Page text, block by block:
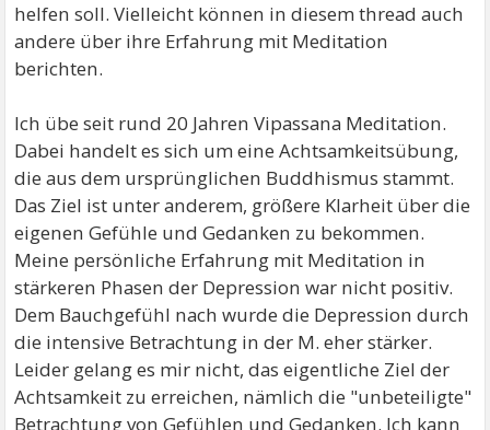
helfen soll. Vielleicht können in diesem thread auch
andere über ihre Erfahrung mit Meditation
berichten.
Ich übe seit rund 20 Jahren Vipassana Meditation.
Dabei handelt es sich um eine Achtsamkeitsübung,
die aus dem ursprünglichen Buddhismus stammt.
Das Ziel ist unter anderem, größere Klarheit über die
eigenen Gefühle und Gedanken zu bekommen.
Meine persönliche Erfahrung mit Meditation in
stärkeren Phasen der Depression war nicht positiv.
Dem Bauchgefühl nach wurde die Depression durch
die intensive Betrachtung in der M. eher stärker.
Leider gelang es mir nicht, das eigentliche Ziel der
Achtsamkeit zu erreichen, nämlich die "unbeteiligte"
Betrachtung von Gefühlen und Gedanken. Ich kann